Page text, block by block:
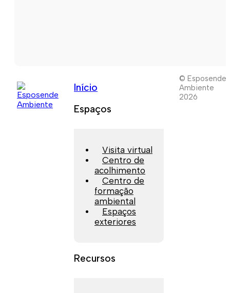
Início
Espaços
Visita virtual
Centro de
acolhimento
Centro de
formação
ambiental
Espaços
exteriores
Recursos
© Esposende
Ambiente
2026